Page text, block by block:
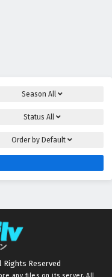
Season All
Status All
Order by Default
Rights Reserved